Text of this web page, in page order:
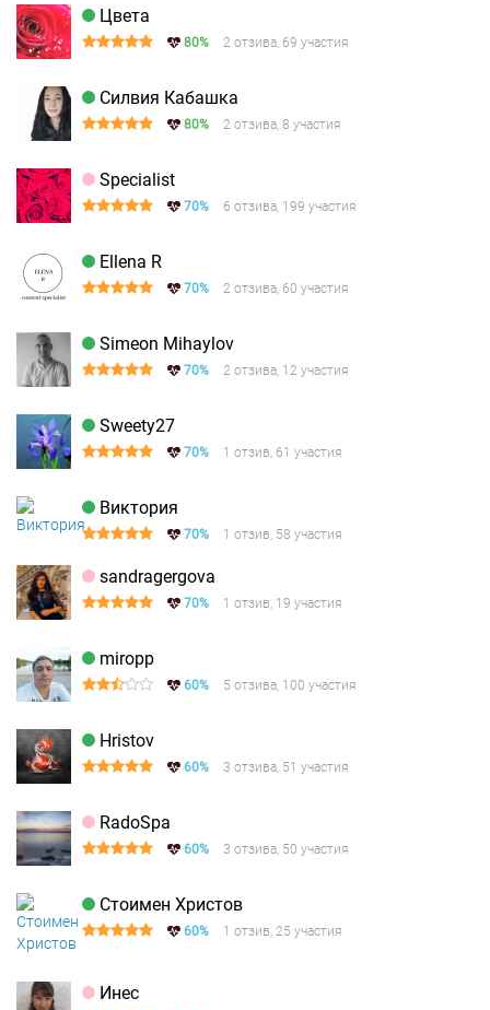
Цвета
80% 2 отзива, 69 участия
Силвия Кабашка
80% 2 отзива, 8 участия
Specialist
70% 6 отзива, 199 участия
Ellena R
70% 2 отзива, 60 участия
Simeon Mihaylov
70% 2 отзива, 12 участия
Sweety27
70% 1 отзив, 61 участия
Виктория
70% 1 отзив, 58 участия
sandragergova
70% 1 отзив, 19 участия
miropp
60% 5 отзива, 100 участия
Hristov
60% 3 отзива, 51 участия
RadoSpa
60% 3 отзива, 50 участия
Стоимен Христов
60% 1 отзив, 25 участия
Инес